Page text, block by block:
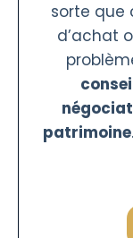
sorte que
d’achat
patrimoine